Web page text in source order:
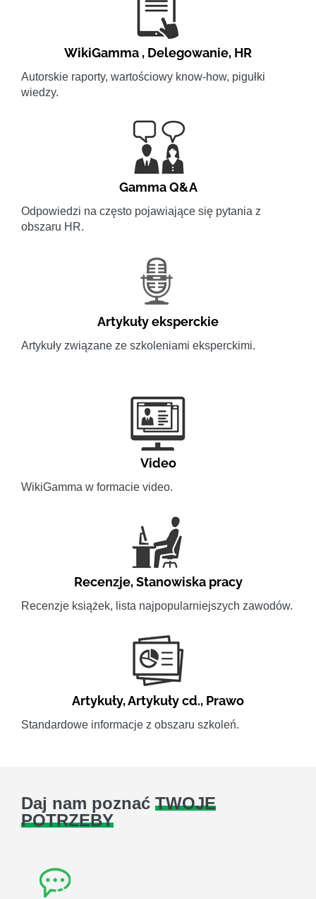
WikiGamma , Delegowanie, HR
Autorskie raporty, wartościowy know-how, pigułki
wiedzy.
Gamma Q&A
Odpowiedzi na często pojawiające się pytania z
obszaru HR.
Artykuły eksperckie
Artykuły związane ze szkoleniami eksperckimi.
Video
WikiGamma w formacie video.
Recenzje,Stanowiska pracy
Recenzje książek, lista najpopularniejszych zawodów.
Artykuły,Artykuły cd., Prawo
Standardowe informacje z obszaru szkoleń.
Daj nam poznać TWOJE
POTRZEBY